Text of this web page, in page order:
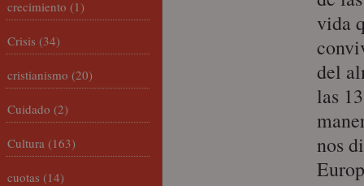
vida
del
las
nos
crecimiento (1)
Crisis (34)
cristianismo (20)
Cuidado (2)
Cultura (163)
cuotas (14)